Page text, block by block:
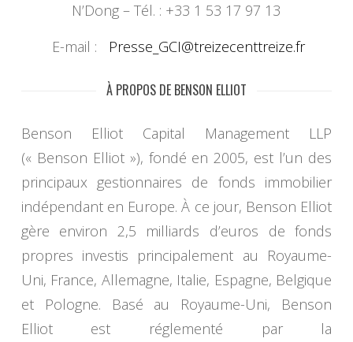
N’Dong – Tél. : +33 1 53 17 97 13
E-mail : Presse_GCI@treizecenttreize.fr
À PROPOS DE BENSON ELLIOT
Benson Elliot Capital Management LLP
(« Benson Elliot »), fondé en 2005, est l’un des
principaux gestionnaires de fonds immobilier
indépendant en Europe. À ce jour, Benson Elliot
gère environ 2,5 milliards d’euros de fonds
propres investis principalement au Royaume-
Uni, France, Allemagne, Italie, Espagne, Belgique
et Pologne. Basé au Royaume-Uni, Benson
Elliot est réglementé par la